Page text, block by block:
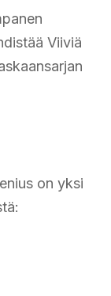
Viiviä
on yksi